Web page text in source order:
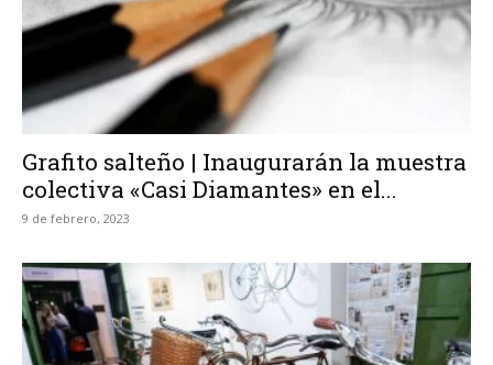
Grafito salteño | Inaugurarán la muestra
colectiva «Casi Diamantes» en el...
9 de febrero, 2023